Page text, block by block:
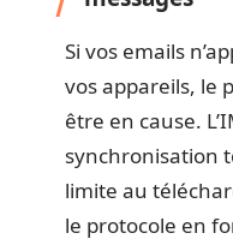
Si vos emails
vos appareils, le
être en cause.
synchronisation
limite au
le protocole en